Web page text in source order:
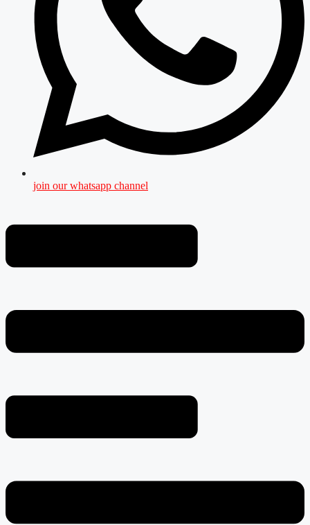
join our whatsapp channel